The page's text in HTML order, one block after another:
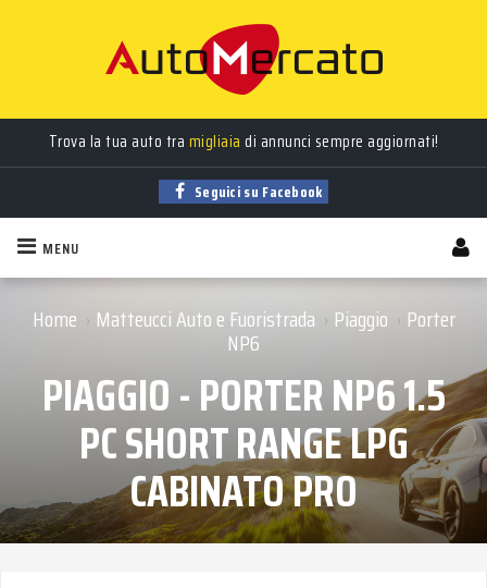
Autonuove, usate, akm 0eaziendaliin vendita!
Trova la tua auto tramigliaiadi annunci sempre aggiornati!
Seguici su Facebook
MENU
Home › Matteucci Auto e Fuoristrada › Piaggio › Porter
NP6
PIAGGIO - PORTER NP6 1.5
PC SHORT RANGE LPG
CABINATO PRO